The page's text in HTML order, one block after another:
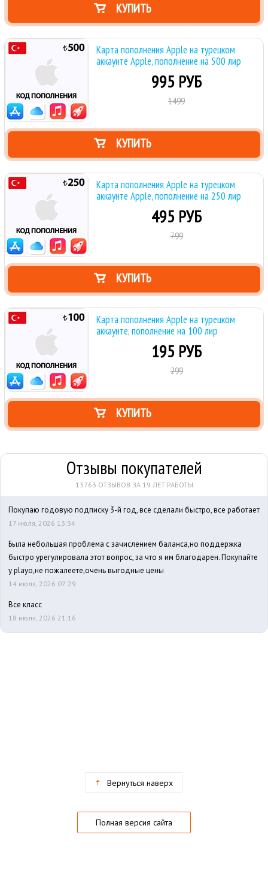
КУПИТЬ
Карта пополнения Apple на турецком
аккаунте Apple, пополнение на 500 лир
995 РУБ
1499
КУПИТЬ
Карта пополнения Apple на турецком
аккаунте Apple, пополнение на 250 лир
495 РУБ
799
КУПИТЬ
Карта пополнения Apple на турецком
аккаунте, пополнение на 100 лир
195 РУБ
299
КУПИТЬ
Отзывы покупателей
13763 ОТЗЫВОВ ЗА 19 ЛЕТ РАБОТЫ
Покупаю годовую подписку 3-й год, все сделали быстро, все работает
17 июля, 2026 13:34
Была небольшая проблема с зачислением баланса,но поддержка
быстро урегулировала этот вопрос, за что я им благодарен. Покупайте
у playo,не пожалеете,очень выгодные цены
14 июля, 2026 07:29
Все класс
18 июля, 2026 21:16
Вернуться наверх
Полная версия сайта